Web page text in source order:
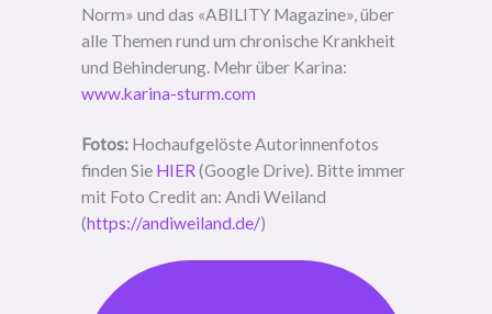
Norm» und das «ABILITY Magazine», über
alle Themen rund um chronische Krankheit
und Behinderung. Mehr über Karina:
www.karina-sturm.com
Fotos: Hochaufgelöste Autorinnenfotos
finden Sie HIER (Google Drive). Bitte immer
mit Foto Credit an: Andi Weiland
(https://andiweiland.de/)